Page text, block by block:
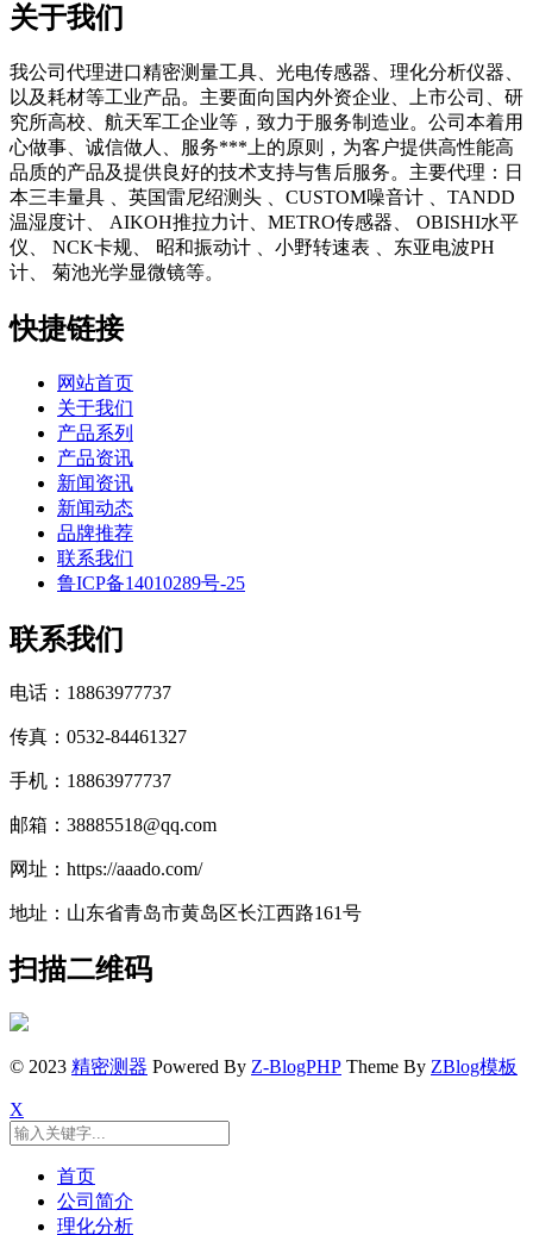
关于我们
我公司代理进口精密测量工具、光电传感器、理化分析仪器、
以及耗材等工业产品。主要面向国内外资企业、上市公司、研
究所高校、航天军工企业等，致力于服务制造业。公司本着用
心做事、诚信做人、服务***上的原则，为客户提供高性能高
品质的产品及提供良好的技术支持与售后服务。主要代理：日
本三丰量具 、英国雷尼绍测头 、CUSTOM噪音计 、TANDD
温湿度计、 AIKOH推拉力计、METRO传感器、 OBISHI水平
仪、 NCK卡规、 昭和振动计 、小野转速表 、东亚电波PH
计、 菊池光学显微镜等。
快捷链接
网站首页
关于我们
产品系列
产品资讯
新闻资讯
新闻动态
品牌推荐
联系我们
鲁ICP备14010289号-25
联系我们
电话：18863977737
传真：0532-84461327
手机：18863977737
邮箱：38885518@qq.com
网址：https://aaado.com/
地址：山东省青岛市黄岛区长江西路161号
扫描二维码
© 2023 精密测器 Powered By Z-BlogPHP Theme By ZBlog模板
X
首页
公司简介
理化分析